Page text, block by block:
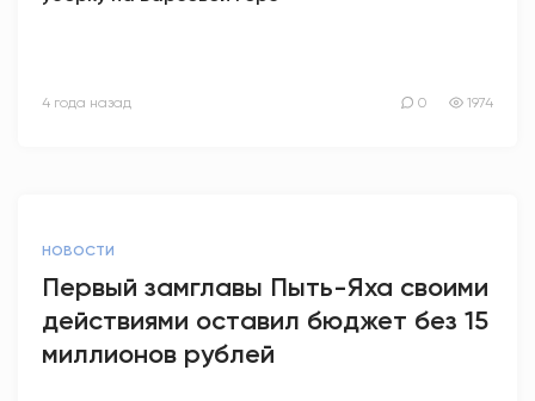
4 года назад 0 1974
НОВОСТИ
Первый замглавы Пыть-Яха своими
действиями оставил бюджет без 15
миллионов рублей